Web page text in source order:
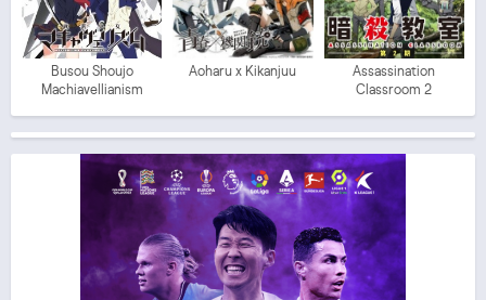
Busou Shoujo
Machiavellianism
Aoharu x Kikanjuu
Assassination
Classroom 2